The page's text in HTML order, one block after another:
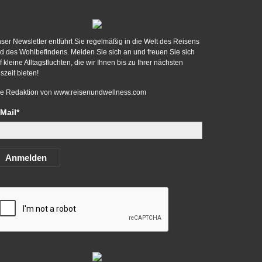
Newsletter entführt Sie regelmäßig in die Welt des Reisens
des Wohlbefindens. Melden Sie sich an und freuen Sie sich
kleine Alltagsfluchten, die wir Ihnen bis zu Ihrer nächsten
bieten!
Redaktion von www.reisenundwellness.com
Anmelden